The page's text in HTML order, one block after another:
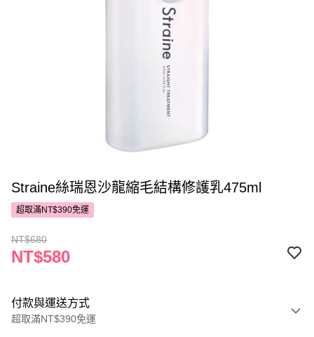
Straine絲瑞恩沙龍縮毛結構修護乳475ml
超取滿NT$390免運
NT$680
NT$580
付款與運送方式
超取滿NT$390免運